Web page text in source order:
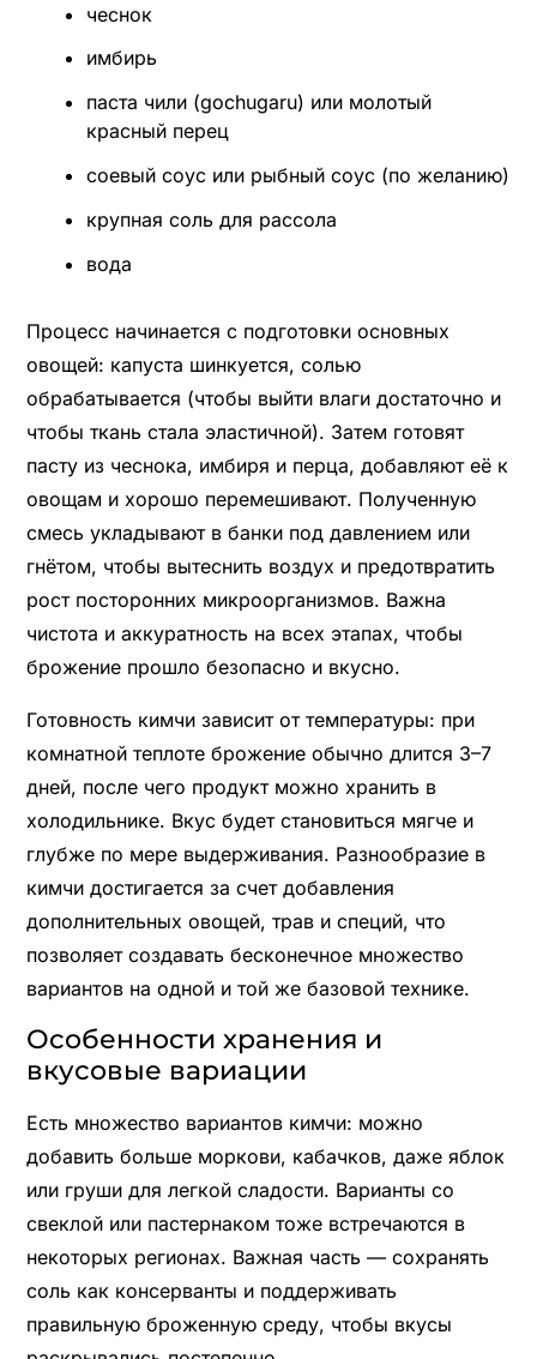
чеснок
имбирь
паста чили (gochugaru) или молотый
красный перец
соевый соус или рыбный соус (по желанию)
крупная соль для рассола
вода
Процесс начинается с подготовки основных
овощей: капуста шинкуется, солью
обрабатывается (чтобы выйти влаги достаточно и
чтобы ткань стала эластичной). Затем готовят
пасту из чеснока, имбиря и перца, добавляют её к
овощам и хорошо перемешивают. Полученную
смесь укладывают в банки под давлением или
гнётом, чтобы вытеснить воздух и предотвратить
рост посторонних микроорганизмов. Важна
чистота и аккуратность на всех этапах, чтобы
брожение прошло безопасно и вкусно.
Готовность кимчи зависит от температуры: при
комнатной теплоте брожение обычно длится 3–7
дней, после чего продукт можно хранить в
холодильнике. Вкус будет становиться мягче и
глубже по мере выдерживания. Разнообразие в
кимчи достигается за счет добавления
дополнительных овощей, трав и специй, что
позволяет создавать бесконечное множество
вариантов на одной и той же базовой технике.
Особенности хранения и
вкусовые вариации
Есть множество вариантов кимчи: можно
добавить больше моркови, кабачков, даже яблок
или груши для легкой сладости. Варианты со
свеклой или пастернаком тоже встречаются в
некоторых регионах. Важная часть — сохранять
соль как консерванты и поддерживать
правильную броженную среду, чтобы вкусы